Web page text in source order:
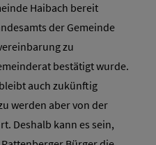
Haibach bereit
der Gemeinde
zu
bestätigt wurde.
auch zukünftig
werden aber von der
Deshalb kann es sein,